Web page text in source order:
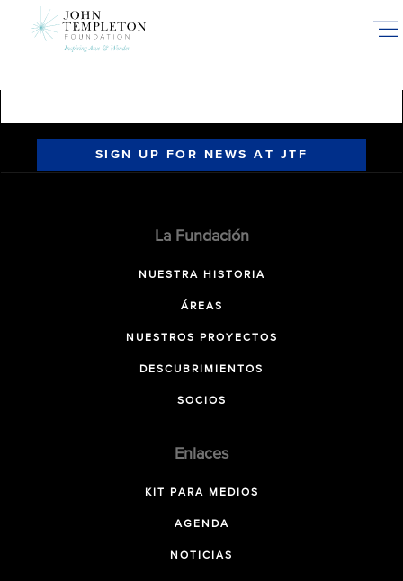
SIGN UP FOR NEWS AT JTF
La Fundación
NUESTRA HISTORIA
ÁREAS
NUESTROS PROYECTOS
DESCUBRIMIENTOS
SOCIOS
Enlaces
KIT PARA MEDIOS
AGENDA
NOTICIAS